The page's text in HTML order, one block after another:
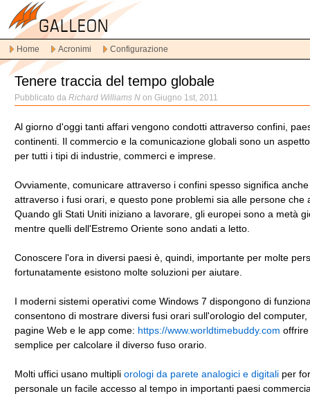
alla
navigazione
principale
Vai
contenuto
principale
contenuto
Home Acronimi Configurazione
Tenere traccia del tempo globale
Pubblicato da Richard Williams N on Giugno 1st, 2011
Al giorno d'oggi tanti affari vengono condotti attraverso confini,
continenti. Il commercio e la comunicazione globali sono un
per tutti i tipi di industrie, commerci e imprese.
Ovviamente, comunicare attraverso i confini spesso significa
attraverso i fusi orari, e questo pone problemi sia alle persone che
Quando gli Stati Uniti iniziano a lavorare, gli europei sono a metà
mentre quelli dell'Estremo Oriente sono andati a letto.
Conoscere l'ora in diversi paesi è, quindi, importante per molte
fortunatamente esistono molte soluzioni per aiutare.
I moderni sistemi operativi come Windows 7 dispongono di
consentono di mostrare diversi fusi orari sull'orologio del
pagine Web e le app come: https://www.worldtimebuddy.com
semplice per calcolare il diverso fuso orario.
Molti uffici usano multipli orologi da parete analogici e digitali per
personale un facile accesso al tempo in importanti paesi